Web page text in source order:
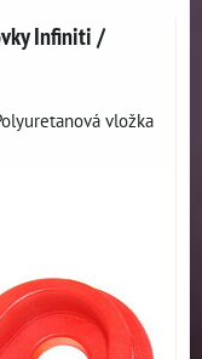
Infiniti /
vložka